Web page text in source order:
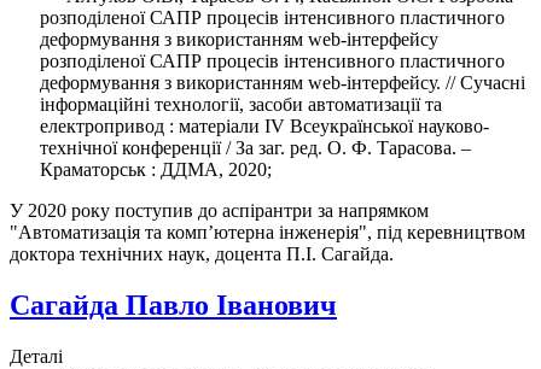
розподіленої САПР процесів інтенсивного пластичного
деформування з використанням web-інтерфейсу
розподіленої САПР процесів інтенсивного пластичного
деформування з використанням web-інтерфейсу. // Сучасні
інформаційні технології, засоби автоматизації та
електропривод : матеріали ІV Всеукраїнської науково-
технічної конференції / За заг. ред. О. Ф. Тарасова. –
Краматорськ : ДДМА, 2020;
У 2020 року поступив до аспірантри за напрямком
"Автоматизація та комп’ютерна інженерія", під керевництвом
доктора технічних наук, доцента П.І. Сагайда.
Сагайда Павло Іванович
Деталі